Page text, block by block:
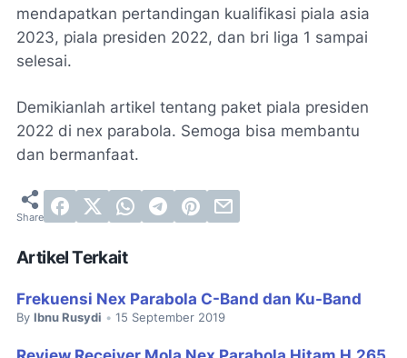
mendapatkan pertandingan kualifikasi piala asia
2023, piala presiden 2022, dan bri liga 1 sampai
selesai.
Demikianlah artikel tentang paket piala presiden
2022 di nex parabola. Semoga bisa membantu
dan bermanfaat.
Artikel Terkait
Frekuensi Nex Parabola C-Band dan Ku-Band
By Ibnu Rusydi • 15 September 2019